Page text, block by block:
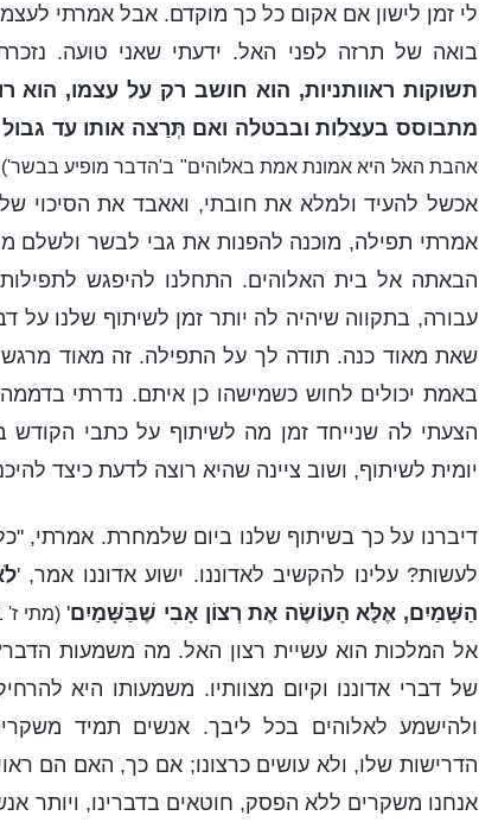
לי זמן לישון אם אקום כל כך מוקדם. אבל אמרתי
בואה של תרזה לפני האל. ידעתי שאני טועה.
תשוקות ראוותניות, הוא חושב רק על עצמו, הוא
מתבוסס בעצלות ובבטלה ואם תְּרַצה אותו עד
אהבת האל היא אמונת אמת באלוהים" ב'הדבר מופיע בבשר')
אכשל להעיד ולמלא את חובתי, ואאבד את הסיכוי
אמרתי תפילה, מוכנה להפנות את גבי לבשר ולשלם
הבאתה אל בית האלוהים. התחלנו להיפגש
עבורה, בתקווה שיהיה לה יותר זמן לשיתוף שלנו על
שאת מאוד כנה. תודה לך על התפילה. זה מאוד מרגש
באמת יכולים לחוש כשמישהו כן איתם. נדרתי
הצעתי לה שנייחד זמן מה לשיתוף על כתבי
יומית לשיתוף, ושוב ציינה שהיא רוצה לדעת כיצד
דיברנו על כך בשיתוף שלנו ביום שלמחרת. אמרתי,
לעשות? עלינו להקשיב לאדוננו. ישוע אדוננו אמר, '
הַשָּׁמַיִם, אֶלָּא הָעוֹשֶׂה אֶת רְצוֹן אָבִי שֶׁבַּשָּׁמַיִם'(מתי ז' 21)
אל המלכות הוא עשיית רצון האל. מה משמעות
של דברי אדוננו וקיום מצוותיו. משמעותו היא
ולהישמע לאלוהים בכל ליבך. אנשים תמיד
הדרישות שלו, ולא עושים כרצונו; אם כך, האם הם
אנחנו משקרים ללא הפסק, חוטאים בדברינו, ויותר